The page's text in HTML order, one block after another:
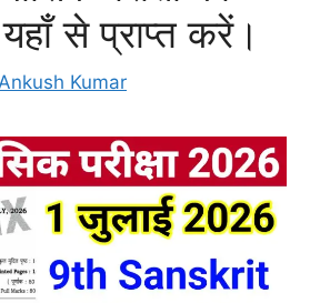
से प्राप्त करें।
Kumar